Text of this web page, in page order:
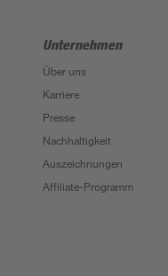
Unternehmen
Über uns
Karriere
Presse
Nachhaltigkeit
Auszeichnungen
Affiliate-Programm